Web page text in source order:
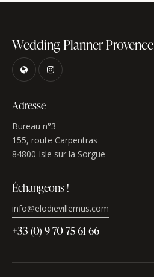
Wedding Planner Provence
Adresse
Bureau n°3
155, route Carpentras
84800 Isle sur la Sorgue
Échangeons !
info@elodievillemus.com
+33 (0) 9 70 75 61 66